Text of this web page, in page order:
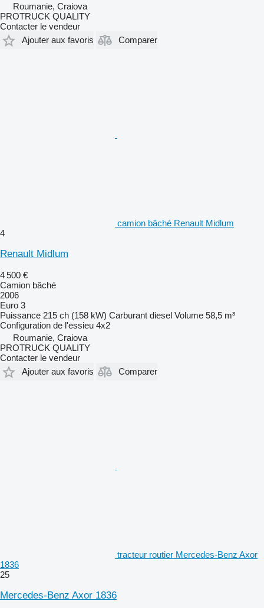
Roumanie, Craiova
PROTRUCK QUALITY
Contacter le vendeur
Ajouter aux favoris
Comparer
camion bâché Renault Midlum
4
Renault Midlum
4 500 €
Camion bâché
2006
Euro 3
Puissance 215 ch (158 kW) Carburant diesel Volume 58,5 m³
Configuration de l'essieu 4x2
Roumanie, Craiova
PROTRUCK QUALITY
Contacter le vendeur
Ajouter aux favoris
Comparer
tracteur routier Mercedes-Benz Axor
1836
25
Mercedes-Benz Axor 1836